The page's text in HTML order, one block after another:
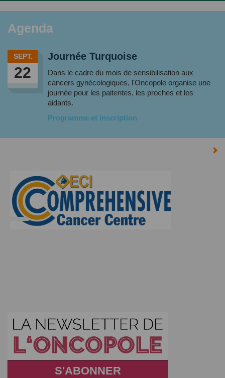
Agenda
SEPT.
22
Journée Turquoise
Dans le cadre du mois de sensibilisation aux
cancers gynécologiques, l'Oncopole organise une
journée pour les paitentes, les proches et les
aidants.
Programme et inscription
S'ABONNER